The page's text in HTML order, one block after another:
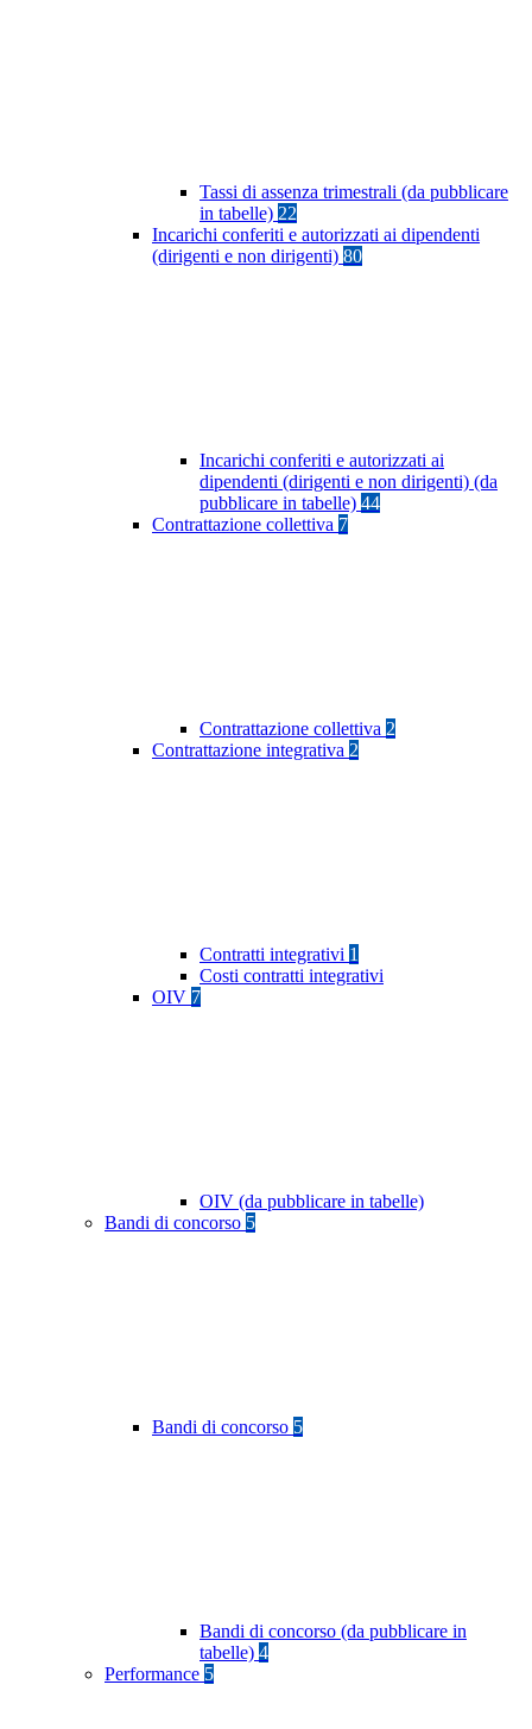
Tassi di assenza trimestrali (da pubblicare
in tabelle) 22
Incarichi conferiti e autorizzati ai dipendenti
(dirigenti e non dirigenti) 80
Incarichi conferiti e autorizzati ai
dipendenti (dirigenti e non dirigenti) (da
pubblicare in tabelle) 44
Contrattazione collettiva 7
Contrattazione collettiva 2
Contrattazione integrativa 2
Contratti integrativi 1
Costi contratti integrativi
OIV 7
OIV (da pubblicare in tabelle)
Bandi di concorso 5
Bandi di concorso 5
Bandi di concorso (da pubblicare in
tabelle) 4
Performance 5